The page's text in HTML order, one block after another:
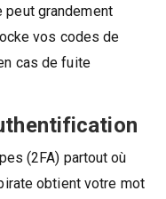
peut grandement
vos codes de
cas de fuite
(2FA) partout où
obtient votre mot